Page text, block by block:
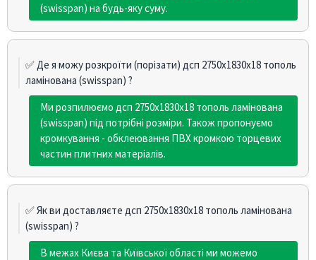
(swisspan) на будь-яку суму.
✅ Де я можу розкроїти (порізати) дсп 2750х1830х18 тополь
ламінована (swisspan) ?
Ми розпилюємо дсп 2750х1830х18 тополь ламінована
(swisspan) під потрібні розміри. Також пропонуємо
кромкування - обклеювання ПВХ кромкою торцевих
частин плитних матеріалів.
✅ Як ви доставляєте дсп 2750х1830х18 тополь ламінована
(swisspan) ?
В межах Києва та Київської області ми можемо